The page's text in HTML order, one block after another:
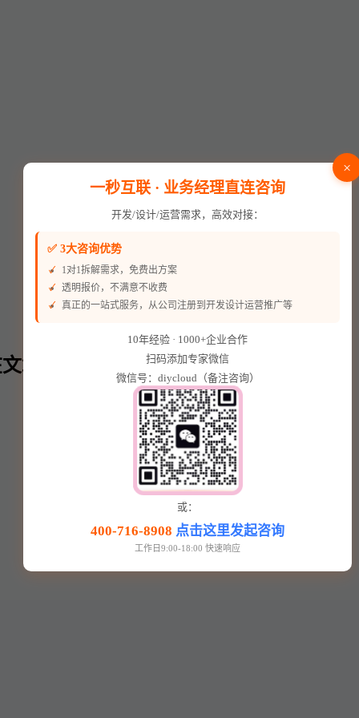
章内⬇️
×
一秒互联 · 业务经理直连咨询
开发/设计/运营需求，高效对接：
✅ 3大咨询优势
1对1拆解需求，免费出方案
透明报价，不满意不收费
真正的一站式服务，从公司注册到开发设计运营推广等
10年经验 · 1000+企业合作
扫码添加专家微信
微信号：diycloud（备注咨询）
或：
400-716-8908 点击这里发起咨询
工作日9:00-18:00 快速响应